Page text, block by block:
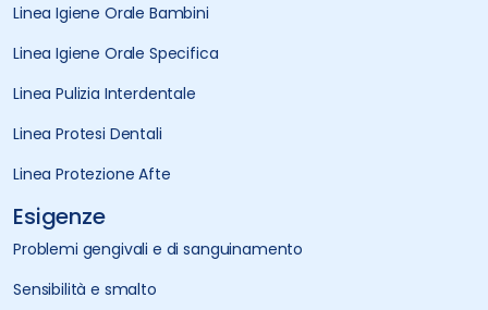
Linea Igiene Orale Bambini
Linea Igiene Orale Specifica
Linea Pulizia Interdentale
Linea Protesi Dentali
Linea Protezione Afte
Esigenze
Problemi gengivali e di sanguinamento
Sensibilità e smalto